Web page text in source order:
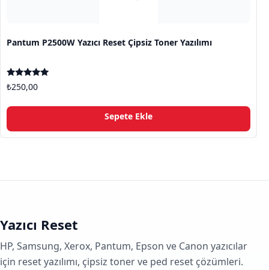
Pantum P2500W Yazıcı Reset Çipsiz Toner Yazılımı
5 üzerinden
5.00
₺250,00
Sepete Ekle
Yazıcı Reset
HP, Samsung, Xerox, Pantum, Epson ve Canon yazıcılar
için reset yazılımı, çipsiz toner ve ped reset çözümleri.